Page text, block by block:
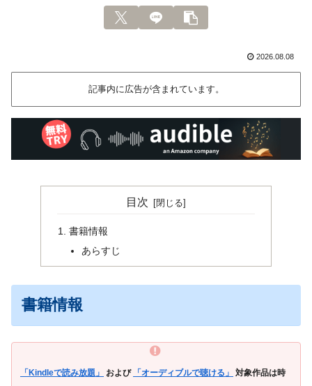
2026.08.08
記事内に広告が含まれています。
目次
書籍情報
あらすじ
書籍情報
「Kindleで読み放題」 および 「オーディブルで聴ける」
対象作品は時